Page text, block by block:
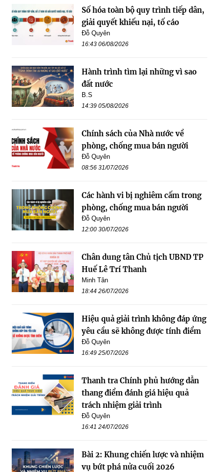
Số hóa toàn bộ quy trình tiếp dân,
giải quyết khiếu nại, tố cáo
Đỗ Quyên
16:43 06/08/2026
Hành trình tìm lại những vì sao
đất nước
B.S
14:39 05/08/2026
Chính sách của Nhà nước về
phòng, chống mua bán người
Đỗ Quyên
08:56 31/07/2026
Các hành vi bị nghiêm cấm trong
phòng, chống mua bán người
Đỗ Quyên
12:00 30/07/2026
Chân dung tân Chủ tịch UBND TP
Huế Lê Trí Thanh
Minh Tân
18:44 26/07/2026
Hiệu quả giải trình không đáp ứng
yêu cầu sẽ không được tính điểm
Đỗ Quyên
16:49 25/07/2026
Thanh tra Chính phủ hướng dẫn
thang điểm đánh giá hiệu quả
trách nhiệm giải trình
Đỗ Quyên
16:41 24/07/2026
Bài 2: Khung chiến lược và nhiệm
vụ bứt phá nửa cuối 2026